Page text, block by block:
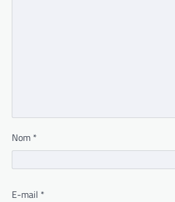
Nom *
E-mail *